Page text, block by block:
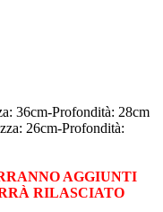
36cm-Profondità: 28cm
26cm-Profondità:
AGGIUNTI
RILASCIATO